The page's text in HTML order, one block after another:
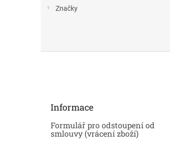
Značky
Informace
Formulář pro odstoupení od
smlouvy (vrácení zboží)